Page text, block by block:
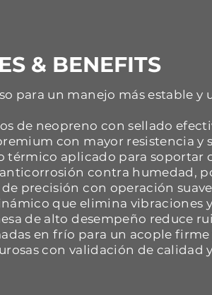
& BENEFITS
para un manejo más estable
de neopreno con sellado
con mayor resistencia
térmico aplicado para soportar
anticorrosión contra humedad,
de precisión con operación
que elimina vibraciones
de alto desempeño reduce
en frío para un acople
con validación de